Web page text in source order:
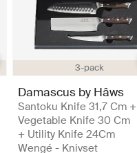
3-pack
Damascus by Hâws
Santoku Knife 31,7 Cm +
Vegetable Knife 30 Cm
+ Utility Knife 24Cm
Wengé - Knivset